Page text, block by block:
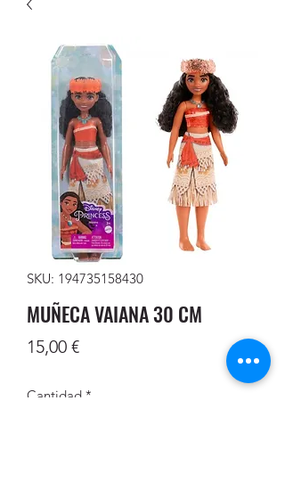
SKU: 194735158430
MUÑECA VAIANA 30 CM
15,00 €Precio
Cantidad *